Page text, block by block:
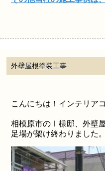
外壁屋根塗装工事
こんにちは！インテリア
相模原市のⅠ様邸、外壁
足場が架け終わりました。